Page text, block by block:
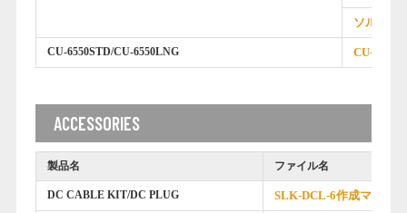
ソルダー
CU-6550STD/CU-6550LNG CU-6550
ACCESSORIES
製品名 ファイル名
DC CABLE KIT/DC PLUG SLK-DCL-6作成マニュ